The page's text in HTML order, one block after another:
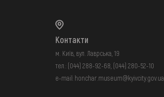
Контакти
м. Київ, вул. Лаврська, 19
тел.: (044) 288-92-68 (044) 280-52-10
e-mail: honchar.museum@kyivcity.gov.ua